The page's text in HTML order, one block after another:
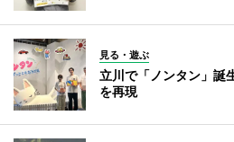
見る・遊ぶ
立川で「ノンタン」
を再現